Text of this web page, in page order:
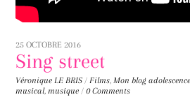
25 OCTOBRE 2016
Sing street
Véronique LE BRIS / Films,Mon blog
musical,musique / 0 Comments